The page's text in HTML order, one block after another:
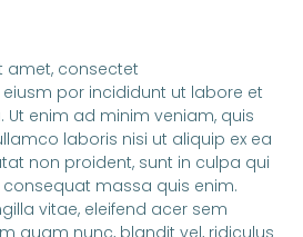
amet, consectet
por incididunt ut labore et
enim ad minim veniam, quis
laboris nisi ut aliquip ex ea
non proident, sunt in culpa qui
massa quis enim.
vitae, eleifend acer sem
quam nunc, blandit vel, ridiculus